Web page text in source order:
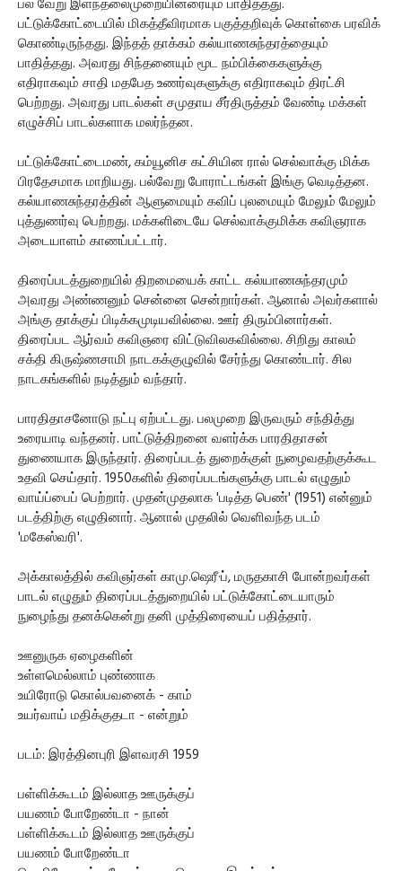
பல் வேறு இளந்தலைமுறையினரையும் பாதித்தது.
பட்டுக்கோட்டையில் மிகத்தீவிரமாக பகுத்தறிவுக் கொள்கை பரவிக்
கொண்டிருந்தது. இந்தத் தாக்கம் கல்யாணசுந்தரத்தையும்
பாதித்தது. அவரது சிந்தனையும் மூட நம்பிக்கைகளுக்கு
எதிராகவும் சாதி மதபேத உணர்வுகளுக்கு எதிராகவும் திரட்சி
பெற்றது. அவரது பாடல்கள் சமுதாய சீர்திருத்தம் வேண்டி மக்கள்
எழுச்சிப் பாடல்களாக மலர்ந்தன.
பட்டுக்கோட்டைமண், கம்யூனிச கட்சியின ரால் செல்வாக்கு மிக்க
பிரதேசமாக மாறியது. பல்வேறு போராட்டங்கள் இங்கு வெடித்தன.
கல்யாணசுந்தரத்தின் ஆளுமையும் கவிப் புலமையும் மேலும் மேலும்
புத்துணர்வு பெற்றது. மக்களிடையே செல்வாக்குமிக்க கவிஞராக
அடையாளம் காணப்பட்டார்.
திரைப்படத்துறையில் திறமையைக் காட்ட கல்யாணசுந்தரமும்
அவரது அண்ணனும் சென்னை சென்றார்கள். ஆனால் அவர்களால்
அங்கு தாக்குப் பிடிக்கமுடியவில்லை. ஊர் திரும்பினார்கள்.
திரைப்பட ஆர்வம் கவிஞரை விட்டுவிலகவில்லை. சிறிது காலம்
சக்தி கிருஷ்ணசாமி நாடகக்குழுவில் சேர்ந்து கொண்டார். சில
நாடகங்களில் நடித்தும் வந்தார்.
பாரதிதாசனோடு நட்பு ஏற்பட்டது. பலமுறை இருவரும் சந்தித்து
உரையாடி வந்தனர். பாட்டுத்திறனை வளர்க்க பாரதிதாசன்
துணையாக இருந்தார். திரைப்படத் துறைக்குள் நுழைவதற்குக்கூட
உதவி செய்தார். 1950களில் திரைப்படங்களுக்கு பாடல் எழுதும்
வாய்ப்பைப் பெற்றார். முதன்முதலாக 'படித்த பெண்' (1951) என்னும்
படத்திற்கு எழுதினார். ஆனால் முதலில் வெளிவந்த படம்
'மகேஸ்வரி'.
அக்காலத்தில் கவிஞர்கள் காமு.ஷெரீ·ப், மருதகாசி போன்றவர்கள்
பாடல் எழுதும் திரைப்படத்துறையில் பட்டுக்கோட்டையாரும்
நுழைந்து தனக்கென்று தனி முத்திரையைப் பதித்தார்.
ஊனுருக ஏழைகளின்
உள்ளமெல்லாம் புண்ணாக
உயிரோடு கொல்பவனைக் - காம்
உயர்வாய் மதிக்குதடா - என்றும்
படம்: இரத்தினபுரி இளவரசி 1959
பள்ளிக்கூடம் இல்லாத ஊருக்குப்
பயணம் போறேண்டா - நான்
பள்ளிக்கூடம் இல்லாத ஊருக்குப்
பயணம் போறேண்டா